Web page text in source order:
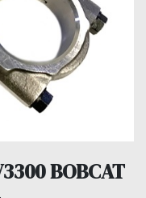
BOBCAT